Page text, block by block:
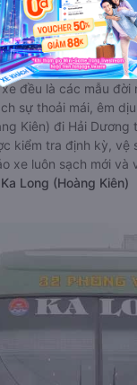
Long (Hoàng Kiên)
(Hoàng Kiên) phục
thống máy điều
đều là các mẫu đời
sự thoải mái, êm
Kiên) đi Hải Dương
kiểm tra định kỳ, vệ
xe luôn sạch mới và
Long (Hoàng Kiên)